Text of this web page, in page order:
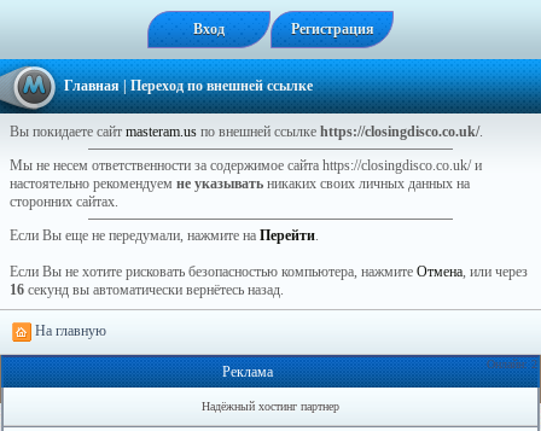
Вход Регистрация
Главная| Переход по внешней ссылке
Вы покидаете сайт masteram.us по внешней ссылке https://closingdisco.co.uk/.
Мы не несем ответственности за содержимое сайта https://closingdisco.co.uk/ и
настоятельно рекомендуем не указывать никаких своих личных данных на
сторонних сайтах.
Если Вы еще не передумали, нажмите на Перейти.
Если Вы не хотите рисковать безопасностью компьютера, нажмите Отмена, или через
16 секунд вы автоматически вернётесь назад.
На главную
Онлайн: 2
Реклама
Надёжный хостинг партнер